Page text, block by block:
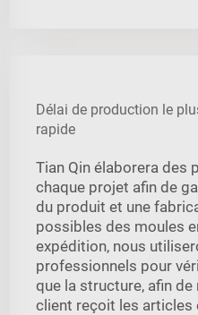
Délai de production le
rapide
Tian Qin élaborera des
chaque projet afin de
du produit et une
possibles des moules
expédition, nous
professionnels pour
que la structure, afin
client reçoit les articles